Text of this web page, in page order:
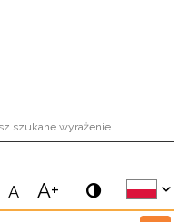
A A+